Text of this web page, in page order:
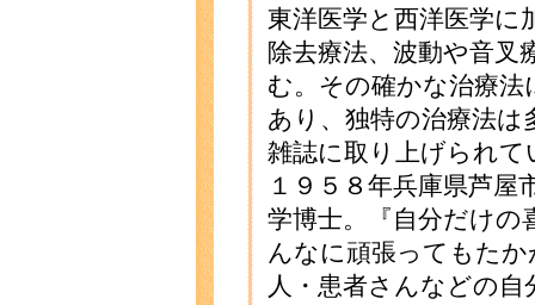
東洋医学と西洋医学に
除去療法、波動や音叉
む。その確かな治療法
あり、独特の治療法は
雑誌に取り上げられて
１９５８年兵庫県芦屋
学博士。『自分だけの
んなに頑張ってもた
人・患者さんなどの